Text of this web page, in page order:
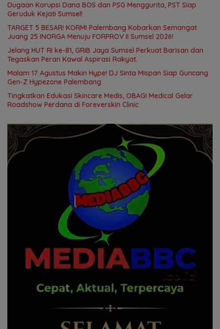
Dugaan Korupsi Dana BOS dan PSG Menggurita, PST Siap
Geruduk Kejati Sumsel!
TARGET 5 BESAR! KORMI Palembang Kobarkan Semangat
Juang 25 INORGA Menuju FORPROV II Sumsel 2026!
Jelang HUT RI ke-81, GRIB Jaya Sumsel Perkuat Barisan dan
Tegaskan Peran Kawal Aspirasi Rakyat.
Malam 17 Agustus Makin Hype! DJ Sinta Mispan Siap Guncang
Gen-Z Hypezone Palembang
Tingkatkan Edukasi Skincare Medis, OBAGI Medical Gelar
Roadshow Perdana di Foreverskin Clinic